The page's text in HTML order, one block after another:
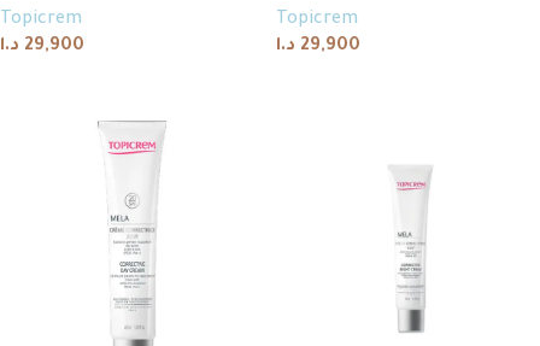
Topicrem
29,900 د.ا
Topicrem
29,900 د.ا